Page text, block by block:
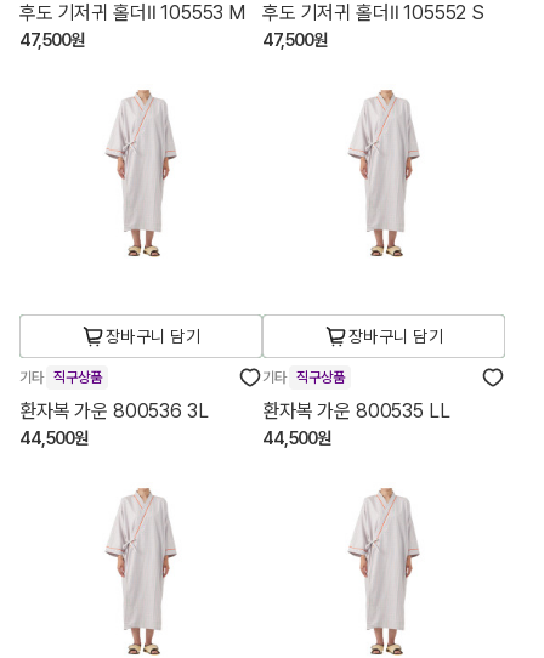
후도 기저귀 홀더Ⅱ 105553 M
47,500원
후도 기저귀 홀더Ⅱ 105552 S
47,500원
장바구니 담기
기타 직구상품
환자복 가운 800536 3L
44,500원
장바구니 담기
기타 직구상품
환자복 가운 800535 LL
44,500원